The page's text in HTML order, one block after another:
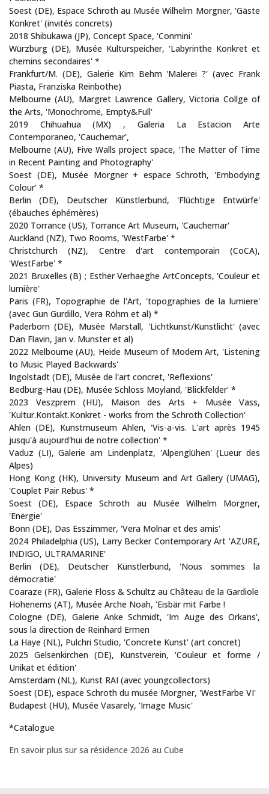
Soest (DE), Espace Schroth au Musée Wilhelm Morgner, 'Gäste
Konkret' (invités concrets)
2018 Shibukawa (JP), Concept Space, 'Conmini'
Würzburg (DE), Musée Kulturspeicher, 'Labyrinthe Konkret et
chemins secondaires' *
Frankfurt/M. (DE), Galerie Kim Behm 'Malerei ?' (avec Frank
Piasta, Franziska Reinbothe)
Melbourne (AU), Margret Lawrence Gallery, Victoria Collge of
the Arts, 'Monochrome, Empty&Full'
2019 Chihuahua (MX) , Galeria La Estacion Arte
Contemporaneo, 'Cauchemar',
Melbourne (AU), Five Walls project space, 'The Matter of Time
in Recent Painting and Photography'
Soest (DE), Musée Morgner + espace Schroth, 'Embodying
Colour' *
Berlin (DE), Deutscher Künstlerbund, 'Flüchtige Entwürfe'
(ébauches éphémères)
2020 Torrance (US), Torrance Art Museum, 'Cauchemar'
Auckland (NZ), Two Rooms, 'WestFarbe' *
Christchurch (NZ), Centre d'art contemporain (CoCA),
'WestFarbe' *
2021 Bruxelles (B) ; Esther Verhaeghe ArtConcepts, 'Couleur et
lumière'
Paris (FR), Topographie de l'Art, 'topographies de la lumiere'
(avec Gun Gurdillo, Vera Röhm et al) *
Paderborn (DE), Musée Marstall, 'Lichtkunst/Kunstlicht' (avec
Dan Flavin, Jan v. Munster et al)
2022 Melbourne (AU), Heide Museum of Modern Art, 'Listening
to Music Played Backwards'
Ingolstadt (DE), Musée de l'art concret, 'Reflexions'
Bedburg-Hau (DE), Musée Schloss Moyland, 'Blickfelder' *
2023 Veszprem (HU), Maison des Arts + Musée Vass,
'Kultur.Kontakt.Konkret - works from the Schroth Collection'
Ahlen (DE), Kunstmuseum Ahlen, 'Vis-a-vis. L'art après 1945
jusqu'à aujourd'hui de notre collection' *
Vaduz (LI), Galerie am Lindenplatz, 'Alpenglühen' (Lueur des
Alpes)
Hong Kong (HK), University Museum and Art Gallery (UMAG),
'Couplet Pair Rebus' *
Soest (DE), Espace Schroth au Musée Wilhelm Morgner,
'Energie'
Bonn (DE), Das Esszimmer, 'Vera Molnar et des amis'
2024 Philadelphia (US), Larry Becker Contemporary Art 'AZURE,
INDIGO, ULTRAMARINE'
Berlin (DE), Deutscher Künstlerbund, 'Nous sommes la
démocratie'
Coaraze (FR), Galerie Floss & Schultz au Château de la Gardiole
Hohenems (AT), Musée Arche Noah, 'Eisbär mit Farbe !
Cologne (DE), Galerie Anke Schmidt, 'Im Auge des Orkans',
sous la direction de Reinhard Ermen
La Haye (NL), Pulchri Studio, 'Concrete Kunst' (art concret)
2025 Gelsenkirchen (DE), Kunstverein, 'Couleur et forme /
Unikat et édition'
Amsterdam (NL), Kunst RAI (avec youngcollectors)
Soest (DE), espace Schroth du musée Morgner, 'WestFarbe VI'
Budapest (HU), Musée Vasarely, 'Image Music'
*Catalogue
En savoir plus sur sa résidence 2026 au Cube